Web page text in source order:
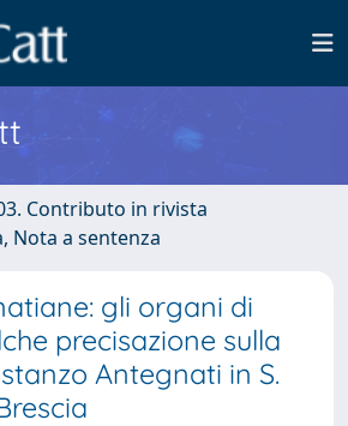
Contributo in rivista
Nota a sentenza
gli organi di
precisazione sulla
Antegnati in S.